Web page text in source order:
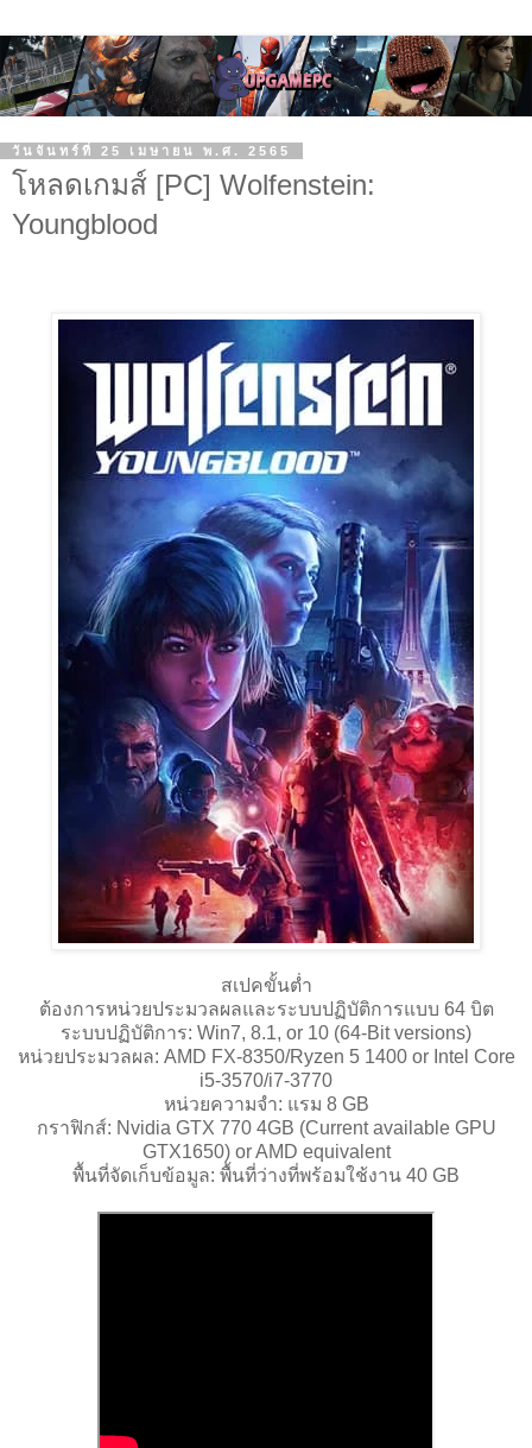
วันจันทร์ที่ 25 เมษายน พ.ศ. 2565
โหลดเกมส์ [PC] Wolfenstein:
Youngblood
สเปคขั้นต่ำ
ต้องการหน่วยประมวลผลและระบบปฏิบัติการแบบ 64 บิต
ระบบปฏิบัติการ: Win7, 8.1, or 10 (64-Bit versions)
หน่วยประมวลผล: AMD FX-8350/Ryzen 5 1400 or Intel Core
i5-3570/i7-3770
หน่วยความจำ: แรม 8 GB
กราฟิกส์: Nvidia GTX 770 4GB (Current available GPU
GTX1650) or AMD equivalent
พื้นที่จัดเก็บข้อมูล: พื้นที่ว่างที่พร้อมใช้งาน 40 GB